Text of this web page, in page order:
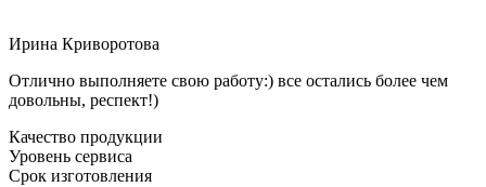
Ирина Криворотова
Отлично выполняете свою работу:) все остались более чем
довольны, респект!)
Качество продукции
Уровень сервиса
Срок изготовления